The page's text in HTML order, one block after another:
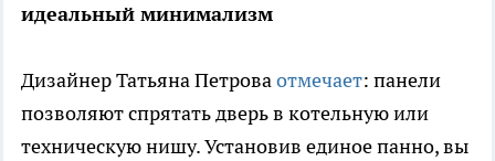
идеальный минимализм
Дизайнер Татьяна Петроваотмечает: панели
позволяют спрятать дверь в котельную или
техническую нишу. Установив единое панно, вы